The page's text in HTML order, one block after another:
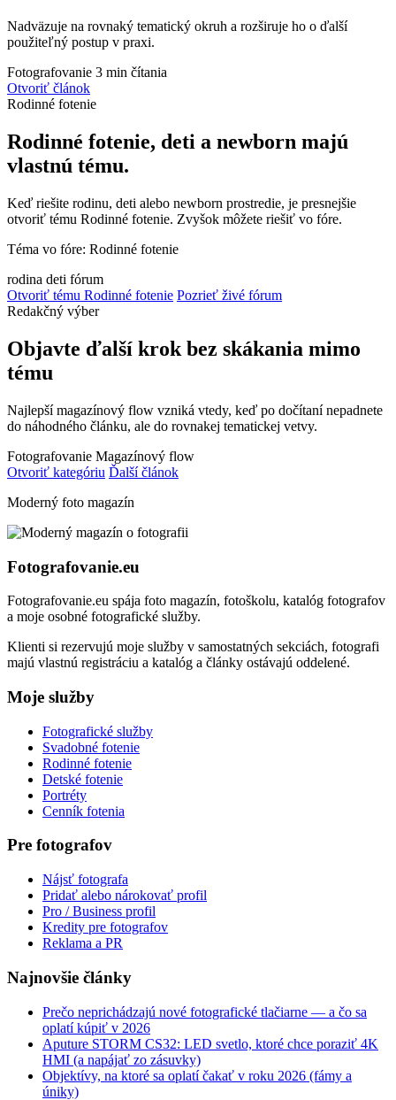
Nadväzuje na rovnaký tematický okruh a rozširuje ho o ďalší
použiteľný postup v praxi.
Fotografovanie 3 min čítania
Otvoriť článok
Rodinné fotenie
Rodinné fotenie, deti a newborn majú
vlastnú tému.
Keď riešite rodinu, deti alebo newborn prostredie, je presnejšie
otvoriť tému Rodinné fotenie. Zvyšok môžete riešiť vo fóre.
Téma vo fóre: Rodinné fotenie
rodina deti fórum
Otvoriť tému Rodinné fotenie Pozrieť živé fórum
Redakčný výber
Objavte ďalší krok bez skákania mimo
tému
Najlepší magazínový flow vzniká vtedy, keď po dočítaní nepadnete
do náhodného článku, ale do rovnakej tematickej vetvy.
Fotografovanie Magazínový flow
Otvoriť kategóriu Ďalší článok
Moderný foto magazín
Fotografovanie.eu
Fotografovanie.eu spája foto magazín, fotoškolu, katalóg fotografov
a moje osobné fotografické služby.
Klienti si rezervujú moje služby v samostatných sekciách, fotografi
majú vlastnú registráciu a katalóg a články ostávajú oddelené.
Moje služby
Fotografické služby
Svadobné fotenie
Rodinné fotenie
Detské fotenie
Portréty
Cenník fotenia
Pre fotografov
Nájsť fotografa
Pridať alebo nárokovať profil
Pro / Business profil
Kredity pre fotografov
Reklama a PR
Najnovšie články
Prečo neprichádzajú nové fotografické tlačiarne — a čo sa
oplatí kúpiť v 2026
Aputure STORM CS32: LED svetlo, ktoré chce poraziť 4K
HMI (a napájať zo zásuvky)
Objektívy, na ktoré sa oplatí čakať v roku 2026 (fámy a
úniky)